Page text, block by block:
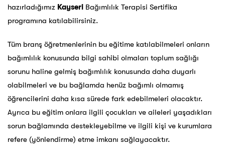
hazırladığımız Kayseri Bağımlılık Terapisi Sertifika
programına katılabilirsiniz.
Tüm branş öğretmenlerinin bu eğitime katılabilmeleri onların
bağımlılık konusunda bilgi sahibi olmaları toplum sağlığı
sorunu haline gelmiş bağımlılık konusunda daha duyarlı
olabilmeleri ve bu bağlamda henüz bağımlı olmamış
öğrencilerini daha kısa sürede fark edebilmeleri olacaktır.
Ayrıca bu eğitim onlara ilgili çocukları ve aileleri yaşadıkları
sorun bağlamında destekleyebilme ve ilgili kişi ve kurumlara
refere (yönlendirme) etme imkanı sağlayacaktır.